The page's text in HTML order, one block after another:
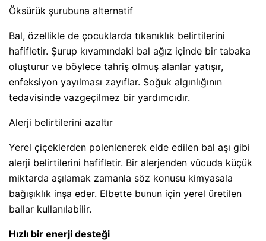
Öksürük şurubuna alternatif
Bal, özellikle de çocuklarda tıkanıklık belirtilerini
hafifletir. Şurup kıvamındaki bal ağız içinde bir tabaka
oluşturur ve böylece tahriş olmuş alanlar yatışır,
enfeksiyon yayılması zayıflar. Soğuk algınlığının
tedavisinde vazgeçilmez bir yardımcıdır.
Alerji belirtilerini azaltır
Yerel çiçeklerden polenlenerek elde edilen bal aşı gibi
alerji belirtilerini hafifletir. Bir alerjenden vücuda küçük
miktarda aşılamak zamanla söz konusu kimyasala
bağışıklık inşa eder. Elbette bunun için yerel üretilen
ballar kullanılabilir.
Hızlı bir enerji desteği